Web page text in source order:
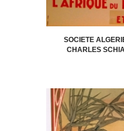
SOCIETE
CHARLES